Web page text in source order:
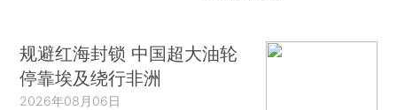
规避红海封锁 中国超大油轮
停靠埃及绕行非洲
2026年08月06日